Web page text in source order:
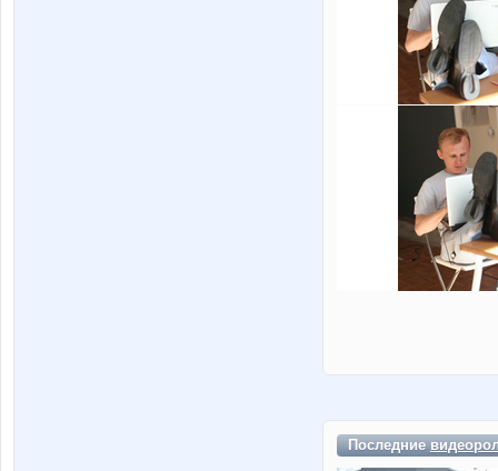
Последние